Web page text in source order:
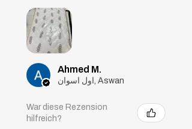
Ahmed M.
اول اسوان, Aswan
War diese Rezension
hilfreich?